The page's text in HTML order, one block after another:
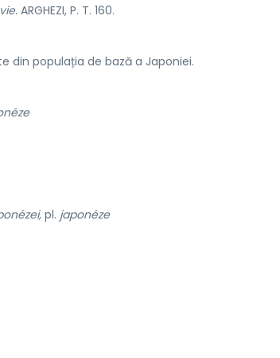
ARGHEZI, P. T. 160.
din populația de bază a Japoniei.
pl. japonéze